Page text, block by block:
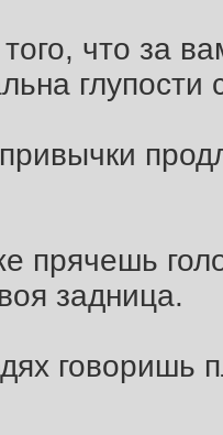
что за
прячешь
задница.
говоришь